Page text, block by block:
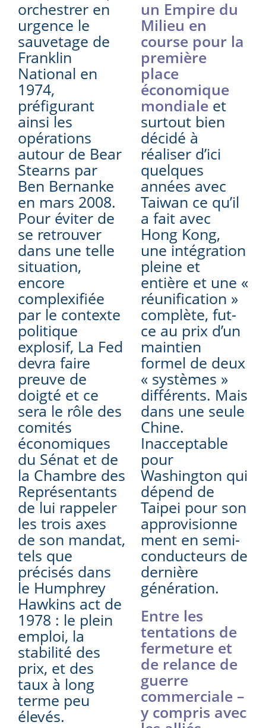
orchestrer en
urgence le
sauvetage de
Franklin
National en
1974,
préfigurant
ainsi les
opérations
autour de Bear
Stearns par
Ben Bernanke
en mars 2008.
Pour éviter de
se retrouver
dans une telle
situation,
encore
complexifiée
par le contexte
politique
explosif, La Fed
devra faire
preuve de
doigté et ce
sera le rôle des
comités
économiques
du Sénat et de
la Chambre des
Représentants
de lui rappeler
les trois axes
de son mandat,
tels que
précisés dans
le Humphrey
Hawkins act de
1978 : le plein
emploi, la
stabilité des
prix, et des
taux à long
terme peu
élevés.
un Empire du
Milieu en
course pour la
première
place
économique
mondialeet
surtout bien
décidé à
réaliser d’ici
quelques
années avec
Taiwan ce qu’il
a fait avec
Hong Kong,
une intégration
pleine et
entière et une «
réunification »
complète, fut-
ce au prix d’un
maintien
formel de deux
« systèmes »
différents. Mais
dans une seule
Chine.
Inacceptable
pour
Washington qui
dépend de
Taipei pour son
approvisionne
ment en semi-
conducteurs de
dernière
génération.
Entre les
tentations de
fermeture et
de relance de
guerre
commerciale –
y compris avec